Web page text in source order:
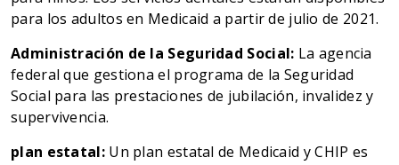
para los adultos en Medicaid a partir de julio de 2021.
Administración de la Seguridad Social: La agencia
federal que gestiona el programa de la Seguridad
Social para las prestaciones de jubilación, invalidez y
supervivencia.
plan estatal:Un plan estatal de Medicaid y CHIP es